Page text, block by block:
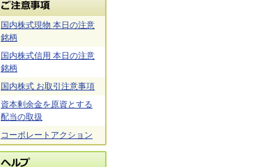
国内株式現物 本日の注意
銘柄
国内株式信用 本日の注意
銘柄
国内株式 お取引注意事項
資本剰余金を原資とする
配当の取扱
コーポレートアクション